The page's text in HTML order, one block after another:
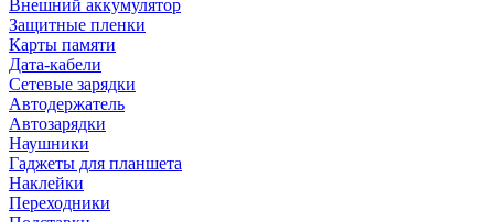
Внешний аккумулятор
Защитные пленки
Карты памяти
Дата-кабели
Сетевые зарядки
Автодержатель
Автозарядки
Наушники
Гаджеты для планшета
Наклейки
Переходники